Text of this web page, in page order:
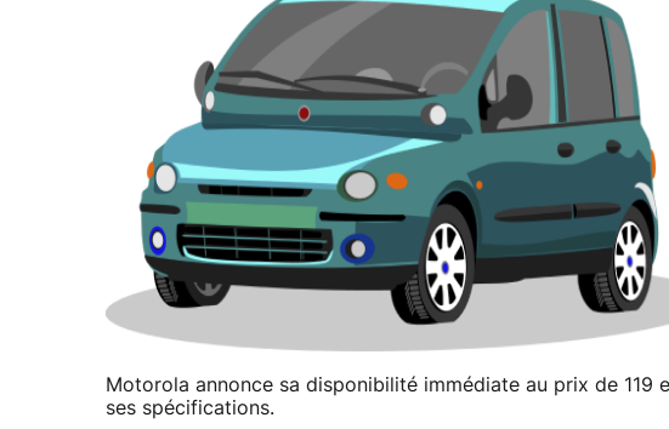
Motorola annonce sa disponibilité immédiate au prix de
ses spécifications.